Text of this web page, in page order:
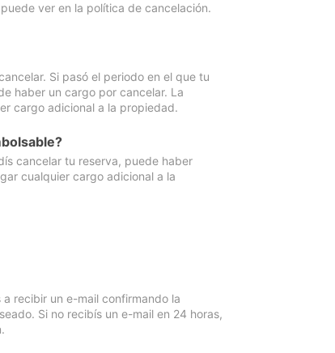
ver en la política de cancelación.
Si pasó el periodo en el que tu
haber un cargo por cancelar. La
cargo adicional a la propiedad.
cancelar tu reserva, puede haber
cualquier cargo adicional a la
recibir un e-mail confirmando la
Si no recibís un e-mail en 24 horas,